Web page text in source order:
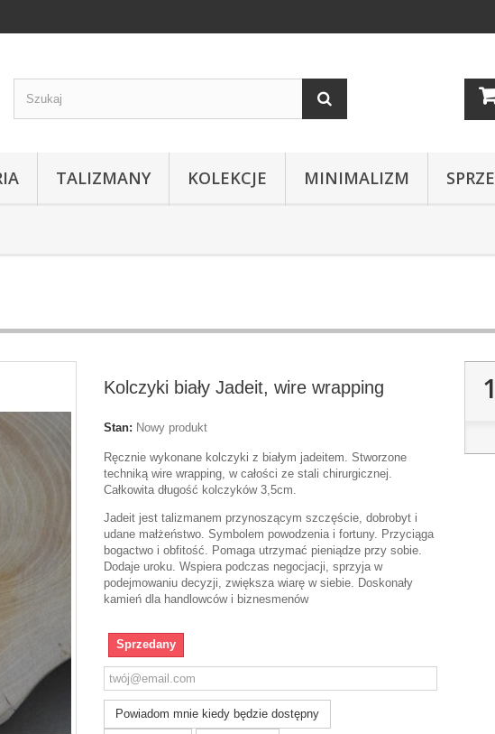
TALIZMANY KOLEKCJE MINIMALIZM
Kolczyki biały Jadeit, wire wrapping
Stan: Nowy produkt
Ręcznie wykonane kolczyki z białym jadeitem. Stworzone
techniką wire wrapping, w całości ze stali chirurgicznej.
Całkowita długość kolczyków 3,5cm.
Jadeit jest talizmanem przynoszącym szczęście, dobrobyt i
udane małżeństwo. Symbolem powodzenia i fortuny. Przyciąga
bogactwo i obfitość. Pomaga utrzymać pieniądze przy sobie.
Dodaje uroku. Wspiera podczas negocjacji, sprzyja w
podejmowaniu decyzji, zwiększa wiarę w siebie. Doskonały
kamień dla handlowców i biznesmenów
Sprzedany
Powiadom mnie kiedy będzie dostępny